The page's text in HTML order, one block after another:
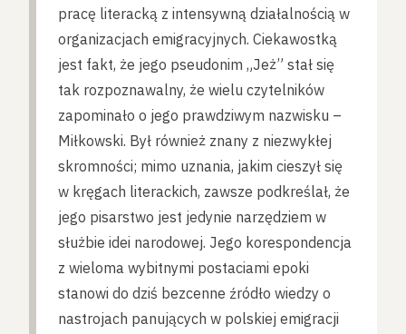
pracę literacką z intensywną działalnością w
organizacjach emigracyjnych. Ciekawostką
jest fakt, że jego pseudonim „Jeż” stał się
tak rozpoznawalny, że wielu czytelników
zapominało o jego prawdziwym nazwisku –
Miłkowski. Był również znany z niezwykłej
skromności; mimo uznania, jakim cieszył się
w kręgach literackich, zawsze podkreślał, że
jego pisarstwo jest jedynie narzędziem w
służbie idei narodowej. Jego korespondencja
z wieloma wybitnymi postaciami epoki
stanowi do dziś bezcenne źródło wiedzy o
nastrojach panujących w polskiej emigracji